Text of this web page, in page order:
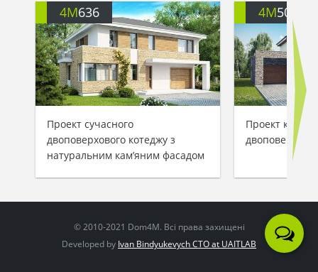
4M636
Проект сучасного
двоповерхового котеджу з
натуральним кам’яним фасадом
4M503
Проект
© 2010-2021 Dom4M. Всі права захищені
Developed by Ivan Bindyukevych CTO at UAITLAB